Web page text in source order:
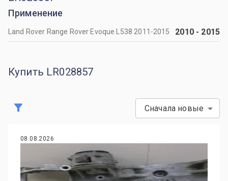
Применение
Land Rover Range Rover Evoque L538 2011-2015 2010- 2015
Купить LR028857
Сначала новые
08.08.2026